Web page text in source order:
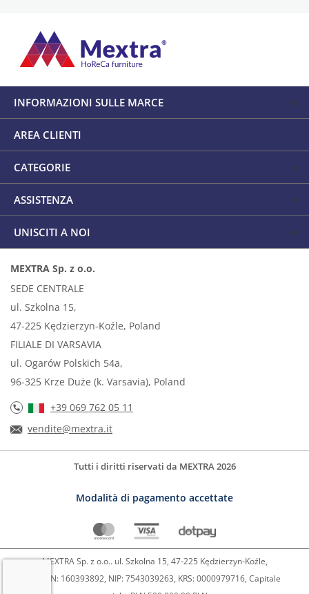
INFORMAZIONI SULLE MARCE
AREA CLIENTI
CATEGORIE
ASSISTENZA
UNISCITI A NOI
MEXTRA Sp. z o.o.
SEDE CENTRALE
ul. Szkolna 15,
47-225 Kędzierzyn-Koźle, Poland
FILIALE DI VARSAVIA
ul. Ogarów Polskich 54a,
96-325 Krze Duże (k. Varsavia), Poland
+39 069 762 05 11
vendite@mextra.it
Tutti i diritti riservati da MEXTRA 2026
Modalità di pagamento accettate
MEXTRA Sp. z o.o.. ul. Szkolna 15, 47-225 Kędzierzyn-Koźle,
REGON: 160393892, NIP: 7543039263, KRS: 0000979716, Capitale